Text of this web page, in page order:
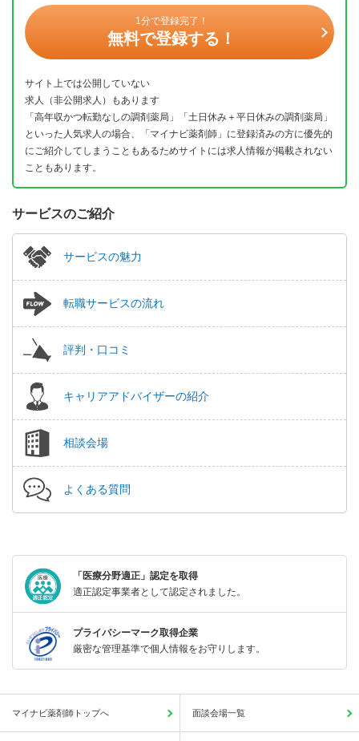
1分で登録完了！
無料で登録する！
サイト上では公開していない
求人（非公開求人）もあります
「高年収かつ転勤なしの調剤薬局」「土日休み＋平日休みの調剤薬局」
といった人気求人の場合、「マイナビ薬剤師」に登録済みの方に優先的
にご紹介してしまうこともあるためサイトには求人情報が掲載されない
こともあります。
サービスのご紹介
サービスの魅力
転職サービスの流れ
評判・口コミ
キャリアアドバイザーの紹介
相談会場
よくある質問
「医療分野適正」認定を取得
適正認定事業者として認定されました。
プライバシーマーク取得企業
厳密な管理基準で個人情報をお守りします。
マイナビ薬剤師トップへ 面談会場一覧